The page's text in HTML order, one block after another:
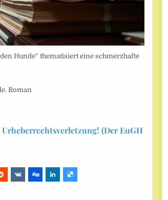
Hunde“ thematisiert eine schmerzhafte
Roman
(Der EuGH